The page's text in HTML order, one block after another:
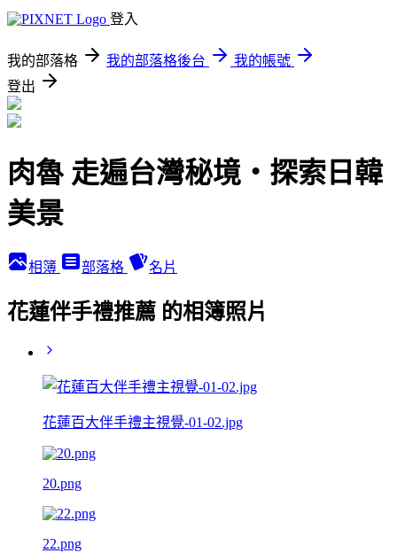
登入
我的部落格 我的部落格後台
我的帳號
登出
肉魯 走遍台灣秘境・探索日韓
美景
相簿 部落格 名片
花蓮伴手禮推薦 的相簿照片
花蓮百大伴手禮主視覺-01-02.jpg
20.png
22.png